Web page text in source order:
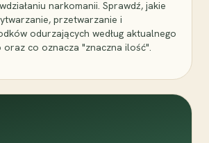
narkomanii. Sprawdź, jakie
przetwarzanie i
odurzających według aktualnego
oraz co oznacza "znaczna ilość".